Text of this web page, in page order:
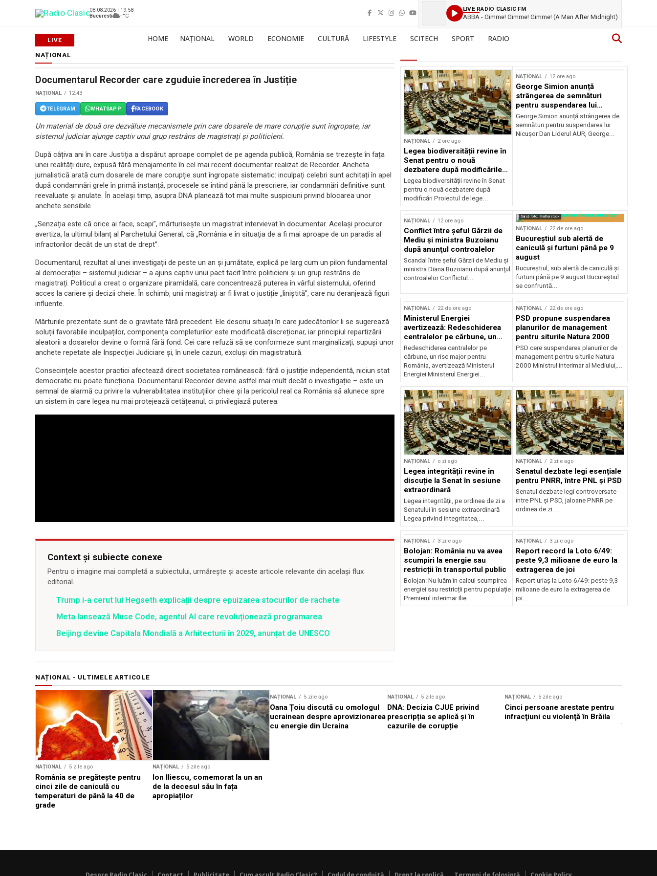
08.08.2026 | 19:58
Bucuresti
--°C
LIVE RADIO CLASIC FM
ABBA - Gimme! Gimme! Gimme! (A Man After Midnight)
HOME NAȚIONAL WORLD ECONOMIE CULTURĂ LIFESTYLE SCITECH SPORT RADIO
NAȚIONAL
Documentarul Recorder care zguduie încrederea în Justiție
NAȚIONAL 12:43
TELEGRAM WHATSAPP FACEBOOK
Un material de două ore dezvăluie mecanismele prin care dosarele de mare corupție sunt îngropate, iar
sistemul judiciar ajunge captiv unui grup restrâns de magistrați și politicieni.
După câțiva ani în care Justiția a dispărut aproape complet de pe agenda publică, România se trezește în fața
unei realități dure, expusă fără menajamente în cel mai recent documentar realizat de Recorder. Ancheta
jurnalistică arată cum dosarele de mare corupție sunt îngropate sistematic: inculpați celebri sunt achitați în apel
după condamnări grele în primă instanță, procesele se întind până la prescriere, iar condamnări definitive sunt
reevaluate și anulate. În același timp, asupra DNA planează tot mai multe suspiciuni privind blocarea unor
anchete sensibile.
„Senzația este că orice ai face, scapi”, mărturisește un magistrat intervievat în documentar. Același procuror
avertiza, la ultimul bilanț al Parchetului General, că „România e în situația de a fi mai aproape de un paradis al
infractorilor decât de un stat de drept”.
Documentarul, rezultat al unei investigații de peste un an și jumătate, explică pe larg cum un pilon fundamental
al democrației – sistemul judiciar – a ajuns captiv unui pact tacit între politicieni și un grup restrâns de
magistrați. Politicul a creat o organizare piramidală, care concentrează puterea în vârful sistemului, oferind
acces la cariere și decizii cheie. În schimb, unii magistrați ar fi livrat o justiție „liniștită”, care nu deranjează figuri
influente.
Mărturiile prezentate sunt de o gravitate fără precedent. Ele descriu situații în care judecătorilor li se sugerează
soluții favorabile inculpaților, componența completurilor este modificată discreționar, iar principiul repartizării
aleatorii a dosarelor devine o formă fără fond. Cei care refuză să se conformeze sunt marginalizați, supuși unor
anchete repetate ale Inspecției Judiciare și, în unele cazuri, excluși din magistratură.
Consecințele acestor practici afectează direct societatea românească: fără o justiție independentă, niciun stat
democratic nu poate funcționa. Documentarul Recorder devine astfel mai mult decât o investigație – este un
semnal de alarmă cu privire la vulnerabilitatea instituțiilor cheie și la pericolul real ca România să alunece spre
un sistem în care legea nu mai protejează cetățeanul, ci privilegiază puterea.
Context și subiecte conexe
Pentru o imagine mai completă a subiectului, urmărește și aceste articole relevante din același flux
editorial.
Trump i-a cerut lui Hegseth explicații despre epuizarea stocurilor de rachete
Meta lansează Muse Code, agentul AI care revoluționează programarea
Beijing devine Capitala Mondială a Arhitecturii în 2029, anunțat de UNESCO
NAȚIONAL 2 ore ago
Legea biodiversității revine în
Senat pentru o nouă
dezbatere după modificările
deputaților
Legea biodiversității revine în Senat
pentru o nouă dezbatere după
modificări Proiectul de lege...
NAȚIONAL 12 ore ago
George Simion anunță
strângerea de semnături
pentru suspendarea lui
Nicușor Dan
George Simion anunță strângerea de
semnături pentru suspendarea lui
Nicușor Dan Liderul AUR, George...
NAȚIONAL 12 ore ago
Conflict între şeful Gărzii de
Mediu şi ministra Buzoianu
după anunţul controalelor
Scandal între şeful Gărzii de Mediu şi
ministra Diana Buzoianu după anunţul
controalelor Conflictul...
Sursă foto: Shutterstock
NAȚIONAL 22 de ore ago
Bucureștiul sub alertă de
caniculă și furtuni până pe 9
august
Bucureștiul, sub alertă de caniculă și
furtuni până pe 9 august Bucureștiul
se confruntă...
NAȚIONAL 22 de ore ago
Ministerul Energiei
avertizează: Redeschiderea
centralelor pe cărbune, un
risc major pentru România
Redeschiderea centralelor pe
cărbune, un risc major pentru
România, avertizează Ministerul
Energiei Ministerul Energiei...
NAȚIONAL 22 de ore ago
PSD propune suspendarea
planurilor de management
pentru siturile Natura 2000
PSD cere suspendarea planurilor de
management pentru siturile Natura
2000 Ministrul interimar al Mediului,...
NAȚIONAL o zi ago
Legea integrității revine în
discuție la Senat în sesiune
extraordinară
Legea integrității, pe ordinea de zi a
Senatului în sesiune extraordinară
Legea privind integritatea,...
NAȚIONAL 2 zile ago
Senatul dezbate legi esențiale
pentru PNRR, între PNL și PSD
Senatul dezbate legi controversate
între PNL și PSD, jaloane PNRR pe
ordinea de zi...
NAȚIONAL 3 zile ago
Bolojan: România nu va avea
scumpiri la energie sau
restricții în transportul public
Bolojan: Nu luăm în calcul scumpirea
energiei sau restricții pentru populație
Premierul interimar Ilie...
NAȚIONAL 3 zile ago
Report record la Loto 6/49:
peste 9,3 milioane de euro la
extragerea de joi
Report uriaș la Loto 6/49: peste 9,3
milioane de euro la extragerea de
joi...
NAȚIONAL - ULTIMELE ARTICOLE
NAȚIONAL 5 zile ago
România se pregătește pentru
cinci zile de caniculă cu
temperaturi de până la 40 de
grade
NAȚIONAL 5 zile ago
Ion Iliescu, comemorat la un an
de la decesul său în fața
apropiaților
NAȚIONAL 5 zile ago
Oana Țoiu discută cu omologul
ucrainean despre aprovizionarea
cu energie din Ucraina
NAȚIONAL 5 zile ago
DNA: Decizia CJUE privind
prescripția se aplică și în
cazurile de corupție
NAȚIONAL 5 zile ago
Cinci persoane arestate pentru
infracţiuni cu violenţă în Brăila